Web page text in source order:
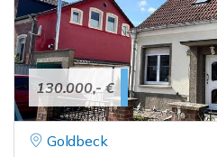
130.000,- €
Goldbeck